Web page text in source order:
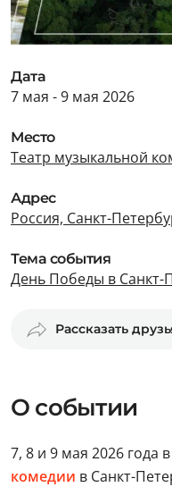
Дата
7 мая - 9 мая 2026
Место
Театр музыкальной
Адрес
Россия, Санкт-
Тема события
День Победы в Санкт-
Рассказать
О событии
7, 8 и 9 мая 2026 года в
комедии в Санкт-